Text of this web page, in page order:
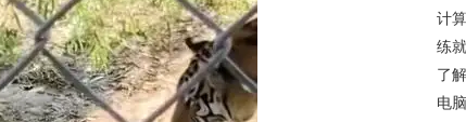
计
练
了
电